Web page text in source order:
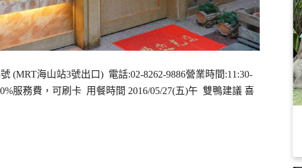
(MRT海山站3號出口) 電話:02-8262-9886營業時間:11:30-
服務費，可刷卡 用餐時間 2016/05/27(五)午 雙鴨建議 喜